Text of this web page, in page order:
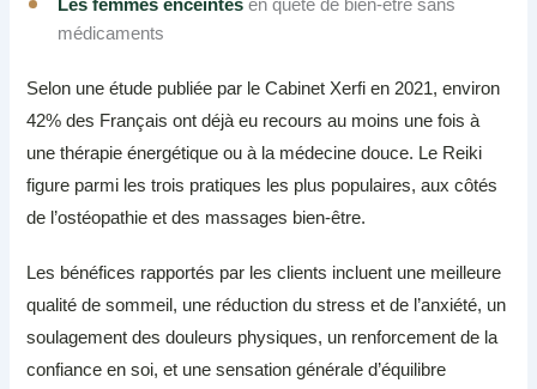
Les femmes enceintes en quête de bien-être sans
médicaments
Selon une étude publiée par le Cabinet Xerfi en 2021, environ
42% des Français ont déjà eu recours au moins une fois à
une thérapie énergétique ou à la médecine douce. Le Reiki
figure parmi les trois pratiques les plus populaires, aux côtés
de l’ostéopathie et des massages bien-être.
Les bénéfices rapportés par les clients incluent une meilleure
qualité de sommeil, une réduction du stress et de l’anxiété, un
soulagement des douleurs physiques, un renforcement de la
confiance en soi, et une sensation générale d’équilibre